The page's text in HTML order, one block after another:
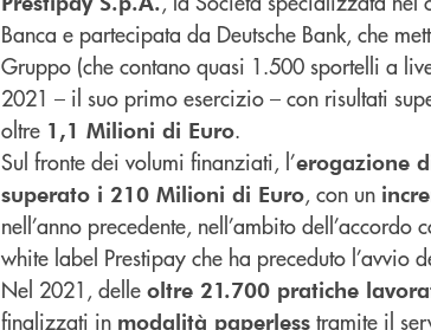
Banca e partecipata da Deutsche Bank, che
Gruppo (che contano quasi 1.500 sportelli a
2021 – il suo primo esercizio – con risultati
oltre 1,1 Milioni di Euro.
Sul fronte dei volumi finanziati, l’erogazione
superato i 210 Milioni di Euro, con un
nell’anno precedente, nell’ambito
white label Prestipay che ha preceduto l’avvio
Nel 2021, delle oltre 21.700 pratiche
finalizzati in modalità paperless tramite il